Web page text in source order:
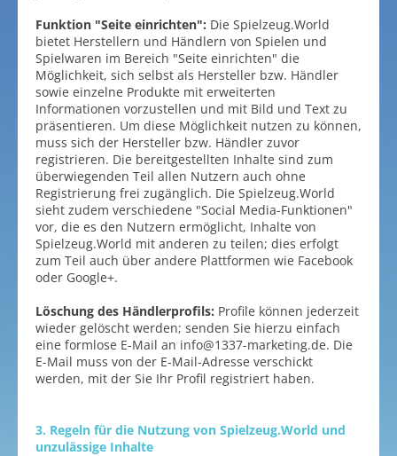
Funktion "Seite einrichten": Die Spielzeug.World
bietet Herstellern und Händlern von Spielen und
Spielwaren im Bereich "Seite einrichten" die
Möglichkeit, sich selbst als Hersteller bzw. Händler
sowie einzelne Produkte mit erweiterten
Informationen vorzustellen und mit Bild und Text zu
präsentieren. Um diese Möglichkeit nutzen zu können,
muss sich der Hersteller bzw. Händler zuvor
registrieren. Die bereitgestellten Inhalte sind zum
überwiegenden Teil allen Nutzern auch ohne
Registrierung frei zugänglich. Die Spielzeug.World
sieht zudem verschiedene "Social Media-Funktionen"
vor, die es den Nutzern ermöglicht, Inhalte von
Spielzeug.World mit anderen zu teilen; dies erfolgt
zum Teil auch über andere Plattformen wie Facebook
oder Google+.
Löschung des Händlerprofils: Profile können jederzeit
wieder gelöscht werden; senden Sie hierzu einfach
eine formlose E-Mail an info@1337-marketing.de. Die
E-Mail muss von der E-Mail-Adresse verschickt
werden, mit der Sie Ihr Profil registriert haben.
3. Regeln für die Nutzung von Spielzeug.World und
unzulässige Inhalte